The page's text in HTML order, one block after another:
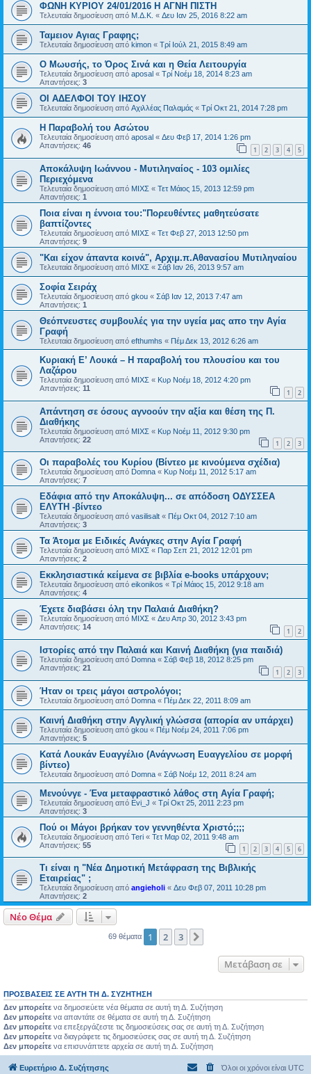
ΦΩΝΗ ΚΥΡΙΟΥ 24/01/2016 Η ΑΓΝΗ ΠΙΣΤΗ
Τελευταία δημοσίευση από Μ.Δ.Κ. « Δευ Ιαν 25, 2016 8:22 am
Ταμειον Αγιας Γραφης;
Τελευταία δημοσίευση από kimon « Τρί Ιούλ 21, 2015 8:49 am
Ο Μωυσής, το Όρος Σινά και η Θεία Λειτουργία
Τελευταία δημοσίευση από aposal « Τρί Νοέμ 18, 2014 8:23 am
Απαντήσεις: 3
ΟΙ ΑΔΕΛΦΟΙ ΤΟΥ ΙΗΣΟΥ
Τελευταία δημοσίευση από Αχιλλέας Παλαμάς « Τρί Οκτ 21, 2014 7:28 pm
Η Παραβολή του Ασώτου
Τελευταία δημοσίευση από aposal « Δευ Φεβ 17, 2014 1:26 pm
Απαντήσεις: 46 1 2 3 4 5
Αποκάλυψη Ιωάννου - Μυτιληναίος - 103 ομιλίες
Περιεχόμενα
Τελευταία δημοσίευση από ΜΙΧΣ « Τετ Μάιος 15, 2013 12:59 pm
Απαντήσεις: 1
Ποια είναι η έννοια του:"Πορευθέντες μαθητεύσατε
βαπτίζοντες
Τελευταία δημοσίευση από ΜΙΧΣ « Τετ Φεβ 27, 2013 12:50 pm
Απαντήσεις: 9
"Και είχον άπαντα κοινά", Αρχιμ.π.Αθανασίου Μυτιληναίου
Τελευταία δημοσίευση από ΜΙΧΣ « Σάβ Ιαν 26, 2013 9:57 am
Σοφία Σειράχ
Τελευταία δημοσίευση από gkou « Σάβ Ιαν 12, 2013 7:47 am
Απαντήσεις: 1
Θεόπνευστες συμβουλές για την υγεία μας απο την Αγία
Γραφή
Τελευταία δημοσίευση από efthumhs « Πέμ Δεκ 13, 2012 6:26 am
Κυριακή Ε’ Λουκά – Η παραβολή του πλουσίου και του
Λαζάρου
Τελευταία δημοσίευση από ΜΙΧΣ « Κυρ Νοέμ 18, 2012 4:20 pm
Απαντήσεις: 11 1 2
Aπάντηση σε όσους αγνοούν την αξία και θέση της Π.
Διαθήκης
Τελευταία δημοσίευση από ΜΙΧΣ « Κυρ Νοέμ 11, 2012 9:30 pm
Απαντήσεις: 22 1 2 3
Οι παραβολές του Κυρίου (Βίντεο με κινούμενα σχέδια)
Τελευταία δημοσίευση από Domna « Κυρ Νοέμ 11, 2012 5:17 am
Απαντήσεις: 7
Εδάφια από την Αποκάλυψη... σε απόδοση ΟΔΥΣΣΕΑ
ΕΛΥΤΗ -βίντεο
Τελευταία δημοσίευση από vasilisalt « Πέμ Οκτ 04, 2012 7:10 am
Απαντήσεις: 3
Τα Άτομα με Ειδικές Ανάγκες στην Αγία Γραφή
Τελευταία δημοσίευση από ΜΙΧΣ « Παρ Σεπ 21, 2012 12:01 pm
Απαντήσεις: 2
Εκκλησιαστικά κείμενα σε βιβλία e-books υπάρχουν;
Τελευταία δημοσίευση από eikonikos « Τρί Μάιος 15, 2012 9:18 am
Απαντήσεις: 4
Έχετε διαβάσει όλη την Παλαιά Διαθήκη?
Τελευταία δημοσίευση από ΜΙΧΣ « Δευ Απρ 30, 2012 3:43 pm
Απαντήσεις: 14 1 2
Ιστορίες από την Παλαιά και Καινή Διαθήκη (για παιδιά)
Τελευταία δημοσίευση από Domna « Σάβ Φεβ 18, 2012 8:25 pm
Απαντήσεις: 21 1 2 3
Ήταν οι τρεις μάγοι αστρολόγοι;
Τελευταία δημοσίευση από Domna « Πέμ Δεκ 22, 2011 8:09 am
Καινή Διαθήκη στην Αγγλική γλώσσα (απορία αν υπάρχει)
Τελευταία δημοσίευση από gkou « Πέμ Νοέμ 24, 2011 7:06 pm
Απαντήσεις: 5
Κατά Λουκάν Ευαγγέλιο (Ανάγνωση Ευαγγελίου σε μορφή
βίντεο)
Τελευταία δημοσίευση από Domna « Σάβ Νοέμ 12, 2011 8:24 am
Μενούνγε - Ένα μεταφραστικό λάθος στη Αγία Γραφή;
Τελευταία δημοσίευση από Evi_J « Τρί Οκτ 25, 2011 2:23 pm
Απαντήσεις: 3
Πού οι Μάγοι βρήκαν τον γεννηθέντα Χριστό;;;;
Τελευταία δημοσίευση από Teri « Τετ Μαρ 02, 2011 9:48 am
Απαντήσεις: 55 1 2 3 4 5 6
Τι είναι η "Νέα Δημοτική Μετάφραση της Βιβλικής
Εταιρείας" ;
Τελευταία δημοσίευση από angieholi « Δευ Φεβ 07, 2011 10:28 pm
Απαντήσεις: 2
Νέο Θέμα
69 θέματα 1 2 3
Μετάβαση σε
ΠΡΟΣΒΆΣΕΙΣ ΣΕ ΑΥΤΉ ΤΗ Δ. ΣΥΖΉΤΗΣΗ
Δεν μπορείτε να δημοσιεύετε νέα θέματα σε αυτή τη Δ. Συζήτηση
Δεν μπορείτε να απαντάτε σε θέματα σε αυτή τη Δ. Συζήτηση
Δεν μπορείτε να επεξεργάζεστε τις δημοσιεύσεις σας σε αυτή τη Δ. Συζήτηση
Δεν μπορείτε να διαγράφετε τις δημοσιεύσεις σας σε αυτή τη Δ. Συζήτηση
Δεν μπορείτε να επισυνάπτετε αρχεία σε αυτή τη Δ. Συζήτηση
Ευρετήριο Δ. Συζήτησης Όλοι οι χρόνοι είναι UTC